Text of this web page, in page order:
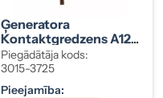
Ģeneratora
Kontaktgredzens A127
17X27MM
Piegādātāja kods:
3015-3725
Pieejamība: